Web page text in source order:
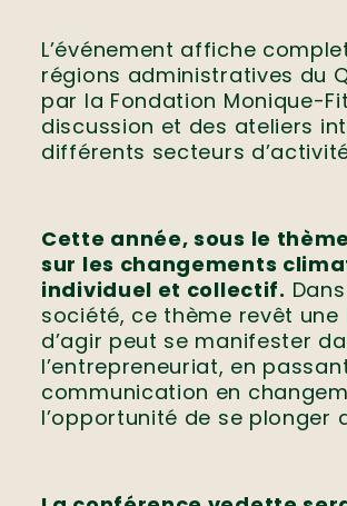
L’événement affiche
régions administratives du
par la Fondation Monique-
discussion et des ateliers
différents secteurs
Cette année, sous le
sur les changements
individuel et collectif.
société, ce thème revêt
d’agir peut se manifester
l’entrepreneuriat, en
communication en
l’opportunité de se plonger